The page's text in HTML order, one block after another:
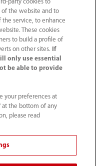
party cookies to
the website and to
the service, to enhance
These cookies
to build a profile of
on other sites.
If
only use essential
be able to provide
your preferences at
at the bottom of any
please read